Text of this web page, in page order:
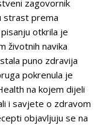
zagovornik
strast prema
otkrila je
životnih navika
puno zdravija
pokrenula je
na kojem dijeli
i savjete o zdravom
objavljuju se na